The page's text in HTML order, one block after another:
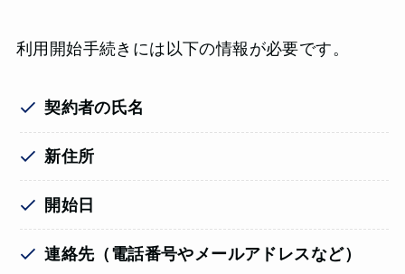
利用開始手続きには以下の情報が必要です。
契約者の氏名
新住所
開始日
連絡先（電話番号やメールアドレスなど）